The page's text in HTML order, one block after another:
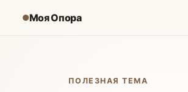
●Моя Опора
ПОЛЕЗНАЯ ТЕМА